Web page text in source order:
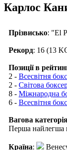
Карлос
Прізвисько: "El
Рекорд: 16 (13
Позиції в
2 - Всесвітня
2 - Світова
8 - Міжнародна
6 - Всесвітня
Вагова
Перша найлегша
Країна: